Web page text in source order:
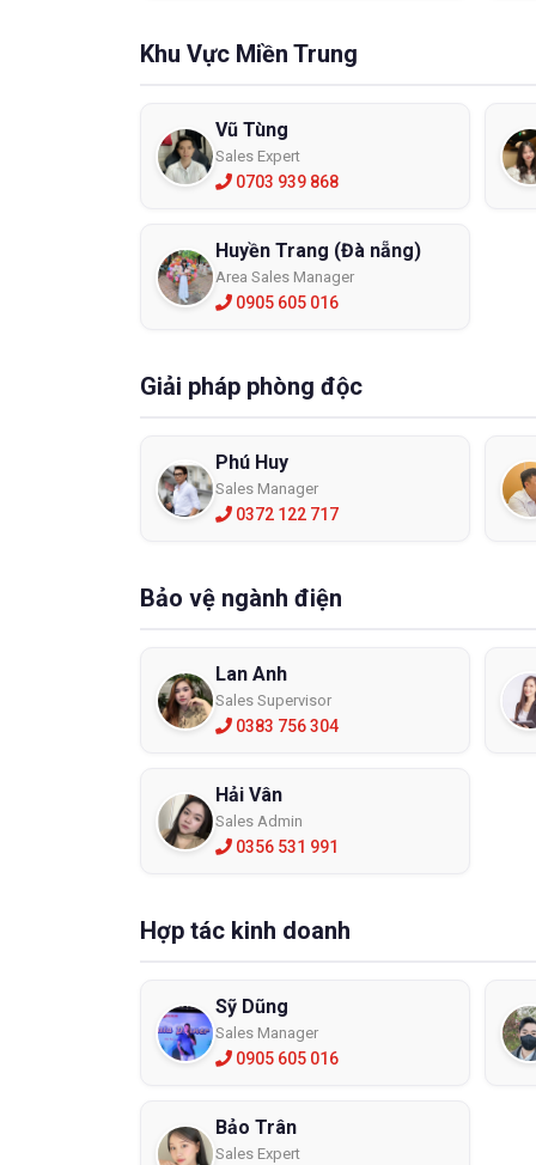
Khu Vực Miền Trung
Vũ Tùng
Sales Expert
0703 939 868
Huyền Trang (Đà nẵng)
Area Sales Manager
0905 605 016
Giải pháp phòng độc
Phú Huy
Sales Manager
0372 122 717
Bảo vệ ngành điện
Lan Anh
Sales Supervisor
0383 756 304
Hải Vân
Sales Admin
0356 531 991
Hợp tác kinh doanh
Sỹ Dũng
Sales Manager
0905 605 016
Bảo Trân
Sales Expert